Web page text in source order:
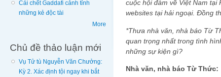
Cái chết Gaddafi cảnh tỉnh
những kẻ độc tài
More
Chủ đề thảo luận mới
Vụ Tử tù Nguyễn Văn Chưởng:
Kỳ 2. Xác định tội ngay khi bắt
cuộc hội đàm về Việt Nam tại
websites tại hải ngoại. Đồng
*Thưa nhà văn, nhà báo Từ
quan trọng nhất trong tình
những sự kiện gì?
Nhà văn, nhà báo Từ Thức: